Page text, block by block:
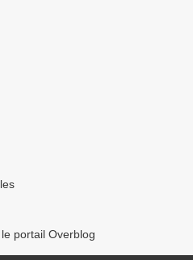
portail Overblog